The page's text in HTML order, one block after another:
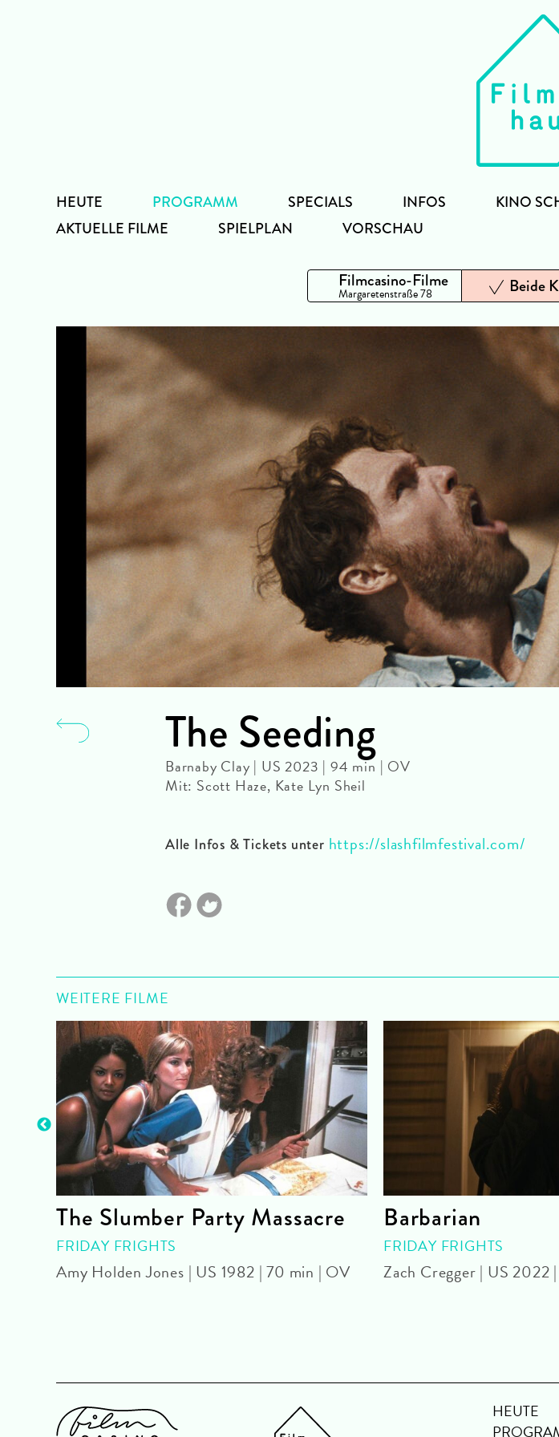
HEUTE
PROGRAMM
AKTUELLE FILME
SPIELPLAN VORSCHAU
SPECIALS INFOS KINO
Filmcasino-Filme
Margaretenstraße 78 Beide
The Seeding
Barnaby Clay | US 2023 | 94 min | OV
Mit: Scott Haze, Kate Lyn Sheil
Alle Infos & Tickets unter https://slashfilmfestival.com/
WEITERE FILME
The Slumber Party Massacre
FRIDAY FRIGHTS
Amy Holden Jones | US 1982 | 70 min | OV
Barbarian
FRIDAY FRIGHTS
Zach Cregger | US 2022
HEUTE